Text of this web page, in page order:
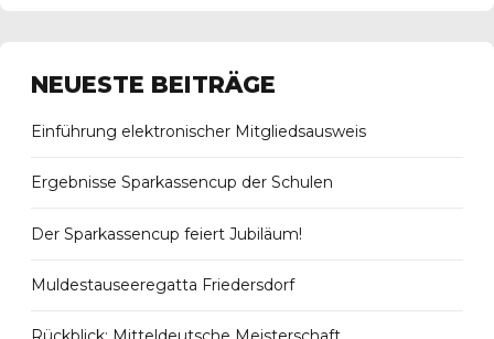
NEUESTE BEITRÄGE
Einführung elektronischer Mitgliedsausweis
Ergebnisse Sparkassencup der Schulen
Der Sparkassencup feiert Jubiläum!
Muldestauseeregatta Friedersdorf